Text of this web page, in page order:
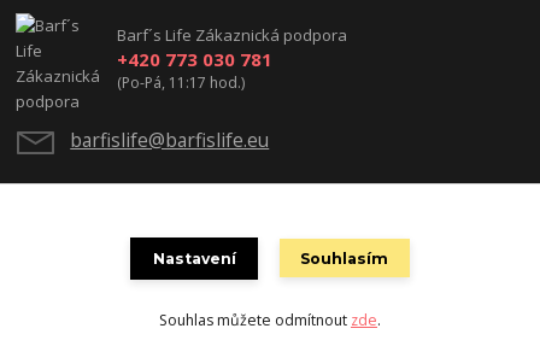
Barf´s Life Zákaznická podpora
+420 773 030 781
(Po-Pá, 11:17 hod.)
barfislife@barfislife.eu
Vytvořeno na Eshop-rychle.cz
Nastavení Souhlasím
Souhlas můžete odmítnout zde.